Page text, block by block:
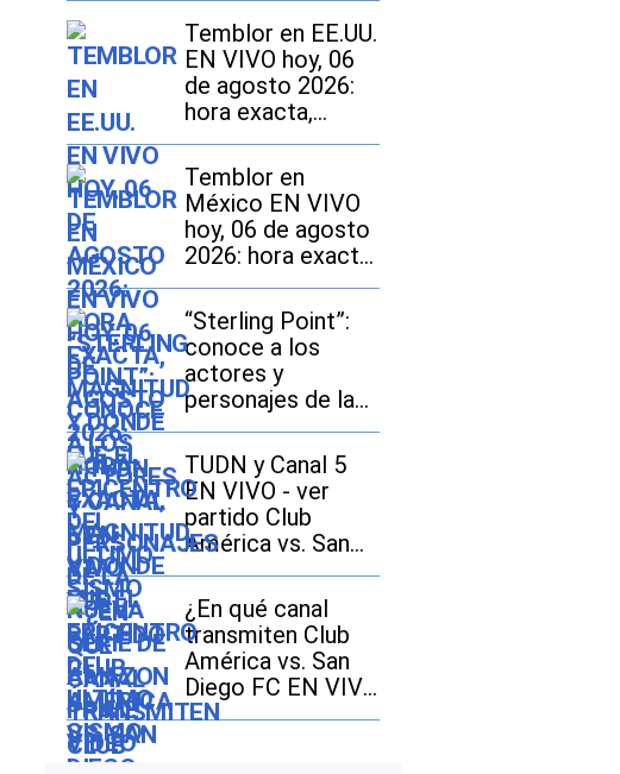
Temblor en EE.UU.
EN VIVO hoy, 06
de agosto 2026:
hora exacta,
magnitud y dónde
fue el epicentro
del último sismo
Temblor en
México EN VIVO
hoy, 06 de agosto
2026: hora exacta,
magnitud y dónde
fue el epicentro
del último sismo
“Sterling Point”:
conoce a los
actores y
personajes de la
nueva serie de
Amazon Prime
Video
TUDN y Canal 5
EN VIVO - ver
partido Club
América vs. San
Diego FC GRATIS
en TV abierta
¿En qué canal
transmiten Club
América vs. San
Diego FC EN VIVO
hoy por la